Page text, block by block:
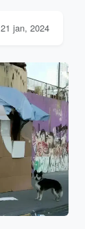
21 jan, 2024